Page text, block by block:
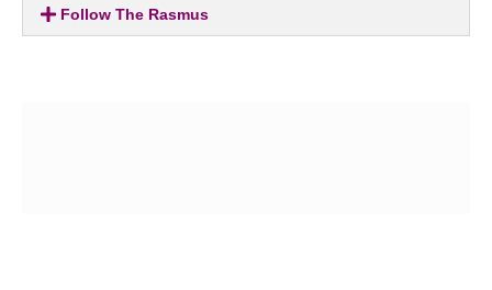
Follow The Rasmus